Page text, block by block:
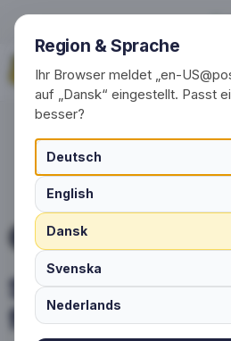
Sådan kan du
Region & Sprache
Ihr Browser meldet „en-
auf „Dansk“ eingestellt. Passt
besser?
Deutsch
English
Dansk
Svenska
Nederlands
ANVENDELSESMULIGHEDER FOR
Sådan kan du
farver på